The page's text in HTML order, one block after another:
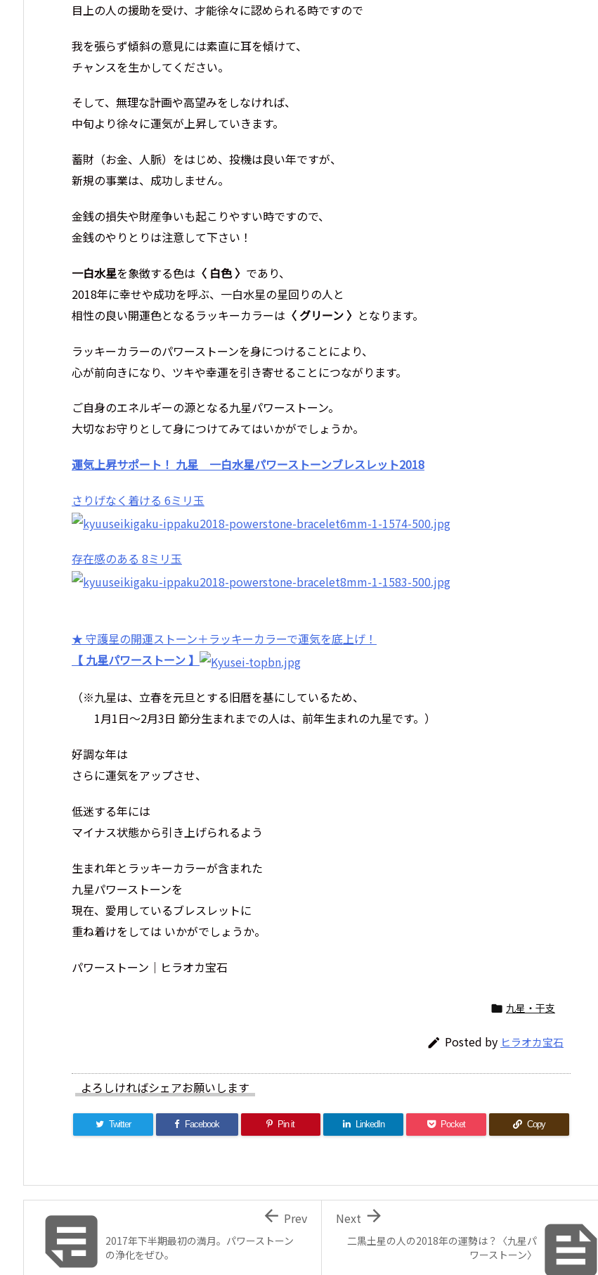
目上の人の援助を受け、才能徐々に認められる時ですので
我を張らず傾斜の意見には素直に耳を傾けて、
チャンスを生かしてください。
そして、無理な計画や高望みをしなければ、
中旬より徐々に運気が上昇していきます。
蓄財（お金、人脈）をはじめ、投機は良い年ですが、
新規の事業は、成功しません。
金銭の損失や財産争いも起こりやすい時ですので、
金銭のやりとりは注意して下さい！
一白水星を象徴する色は 〈 白色 〉 であり、
2018年に幸せや成功を呼ぶ、一白水星の星回りの人と
相性の良い開運色となるラッキーカラーは 〈 グリーン 〉 となります。
ラッキーカラーのパワーストーンを身につけることにより、
心が前向きになり、ツキや幸運を引き寄せることにつながります。
ご自身のエネルギーの源となる九星パワーストーン。
大切なお守りとして身につけてみてはいかがでしょうか。
運気上昇サポート！ 九星 一白水星パワーストーンブレスレット2018
さりげなく着ける 6ミリ玉
存在感のある 8ミリ玉
★ 守護星の開運ストーン＋ラッキーカラーで運気を底上げ！
【 九星パワーストーン 】
（※九星は、立春を元旦とする旧暦を基にしているため、
1月1日～2月3日 節分生まれまでの人は、前年生まれの九星です。）
好調な年は
さらに運気をアップさせ、
低迷する年には
マイナス状態から引き上げられるよう
生まれ年とラッキーカラーが含まれた
九星パワーストーンを
現在、愛用しているブレスレットに
重ね着けをしては いかがでしょうか。
パワーストーン｜ヒラオカ宝石
 九星・干支
 Posted by ヒラオカ宝石
よろしければシェアお願いします
Twitter Facebook Pin it LinkedIn Pocket Copy

二黒土星の人の2018年の運勢は？〈九星パ
ワーストーン〉

Next
2017年下半期最初の満月。パワーストーン
の浄化をぜひ。
 Prev